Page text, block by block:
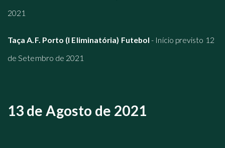
2021
Taça A.F. Porto (I Eliminatória) Futebol - Início previsto 12
de Setembro de 2021
13 de Agosto de 2021